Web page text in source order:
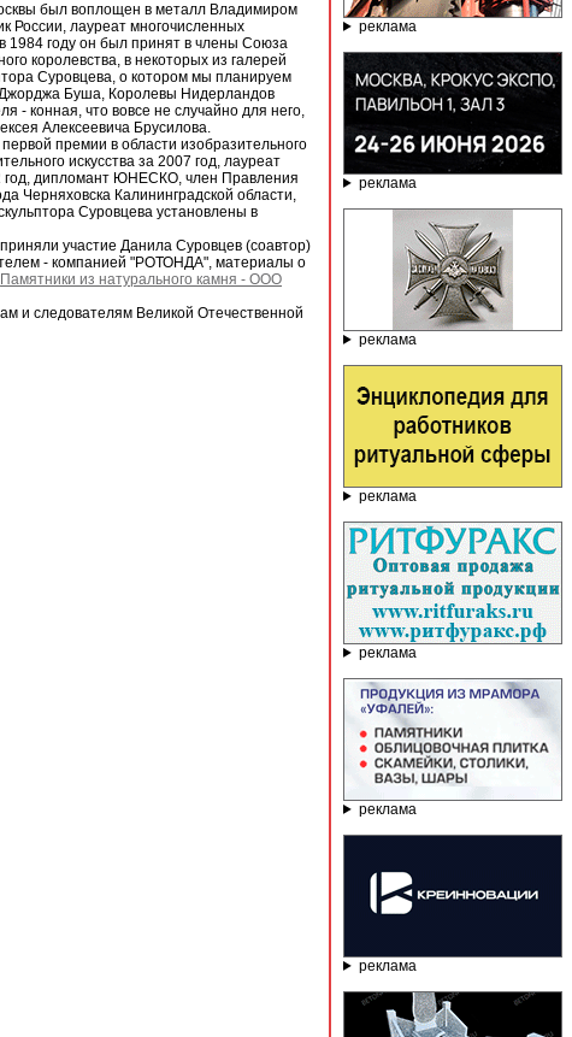
был воплощен в металл Владимиром
России, лауреат многочисленных
1984 году он был принят в члены Союза
королевства, в некоторых из галерей
Суровцева, о котором мы планируем
Джорджа Буша, Королевы Нидерландов
- конная, что вовсе не случайно для него,
Алексеевича Брусилова.
премии в области изобразительного
искусства за 2007 год, лауреат
год, дипломант ЮНЕСКО, член Правления
Черняховска Калининградской области,
Суровцева установлены в
участие Данила Суровцев (соавтор)
- компанией "РОТОНДА", материалы о
Памятники из натурального камня - ООО
и следователям Великой Отечественной
реклама
реклама
реклама
реклама
реклама
реклама
реклама